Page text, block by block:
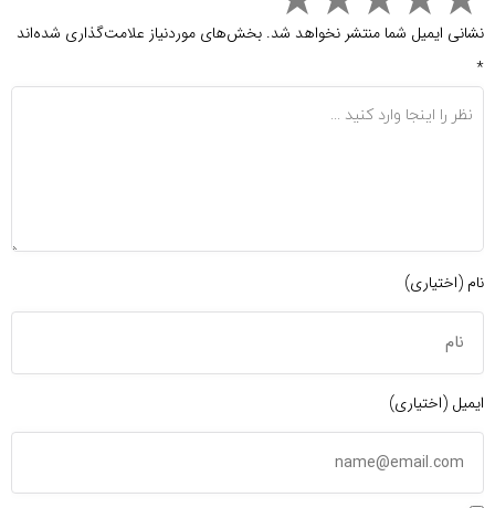
نشانی ایمیل شما منتشر نخواهد شد. بخش‌های موردنیاز علامت‌گذاری شده‌اند
*
نام (اختیاری)
ایمیل (اختیاری)